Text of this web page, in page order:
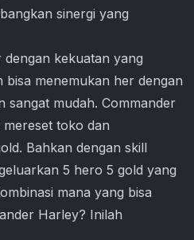
sinergi yang
kekuatan yang
bisa menemukan her dengan
sangat mudah. Commander
mereset toko dan
Bahkan dengan skill
5 hero 5 gold yang
mana yang bisa
Harley? Inilah